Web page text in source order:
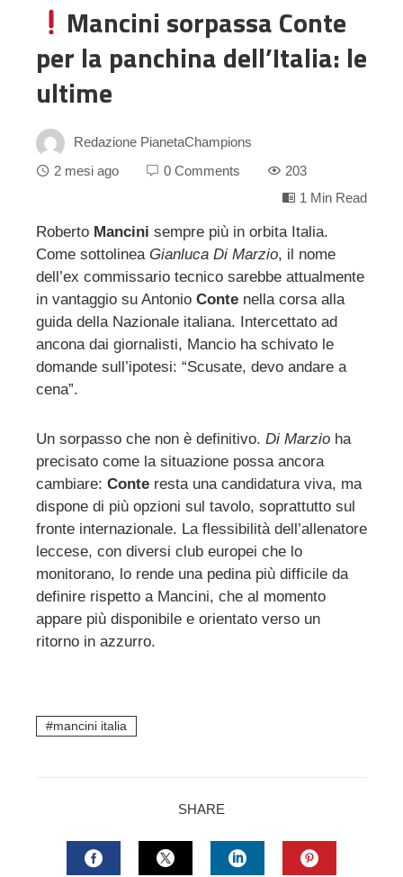
Mancini sorpassa Conte
per la panchina dell’Italia: le
ultime
Redazione PianetaChampions
2 mesi ago
0 Comments
203
1 Min Read
Roberto Mancini sempre più in orbita Italia.
Come sottolinea Gianluca Di Marzio, il nome
dell’ex commissario tecnico sarebbe attualmente
in vantaggio su Antonio Conte nella corsa alla
guida della Nazionale italiana. Intercettato ad
ancona dai giornalisti, Mancio ha schivato le
domande sull’ipotesi: “Scusate, devo andare a
cena”.
Un sorpasso che non è definitivo. Di Marzio ha
precisato come la situazione possa ancora
cambiare: Conte resta una candidatura viva, ma
dispone di più opzioni sul tavolo, soprattutto sul
fronte internazionale. La flessibilità dell’allenatore
leccese, con diversi club europei che lo
monitorano, lo rende una pedina più difficile da
definire rispetto a Mancini, che al momento
appare più disponibile e orientato verso un
ritorno in azzurro.
mancini italia
SHARE